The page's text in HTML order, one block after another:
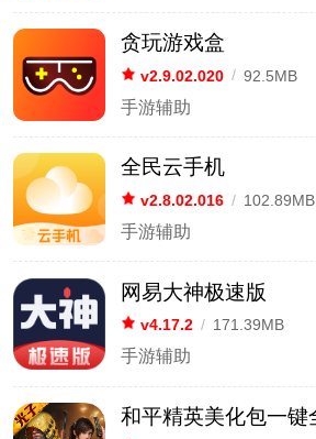
贪玩游戏盒
v2.9.02.020 / 92.5MB
手游辅助
全民云手机
v2.8.02.016 / 102.89MB
手游辅助
网易大神极速版
v4.17.2 / 171.39MB
手游辅助